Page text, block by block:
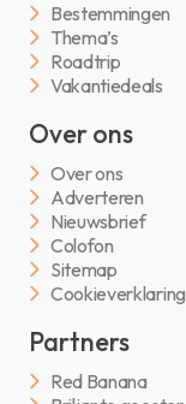
Bestemmingen
Thema’s
Roadtrip
Vakantiedeals
Over ons
Over ons
Adverteren
Nieuwsbrief
Colofon
Sitemap
Cookieverklaring
Partners
Red Banana